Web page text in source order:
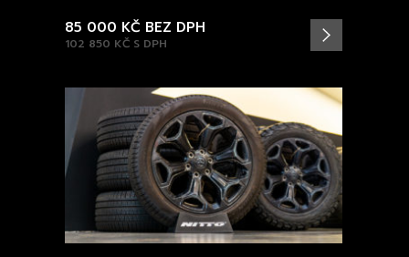
102 850 KČ S DPH
85 000 KČ BEZ DPH